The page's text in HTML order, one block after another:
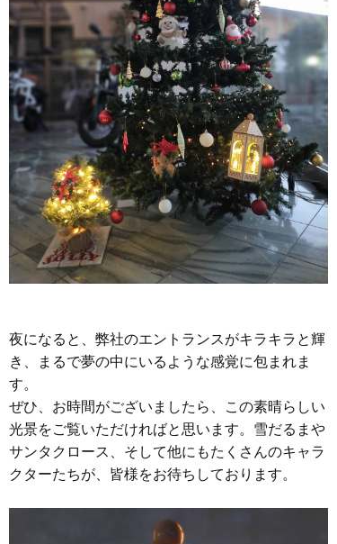
夜になると、弊社のエントランスがキラキラと輝
き、まるで夢の中にいるような感覚に包まれま
す。
ぜひ、お時間がございましたら、この素晴らしい
光景をご覧いただければと思います。雪だるまや
サンタクロース、そして他にもたくさんのキャラ
クターたちが、皆様をお待ちしております。